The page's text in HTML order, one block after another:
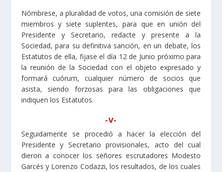
Nómbrese, a pluralidad de votos, una comisión de siete
miembros y siete suplentes, para que en unión del
Presidente y Secretario, redacte y presente a la
Sociedad, para su definitiva sanción, en un debate, los
Estatutos de ella, fijase el día 12 de Junio próximo para
la reunión de la Sociedad con el objeto expresado y
formará cuórum, cualquier número de socios que
asista, siendo forzosas para las obligaciones que
indiquen los Estatutos.
-V-
Seguidamente se procedió a hacer la elección del
Presidente y Secretario provisionales, acto del cual
dieron a conocer los señores escrutadores Modesto
Garcés y Lorenzo Codazzi, los resultados, de los cuales